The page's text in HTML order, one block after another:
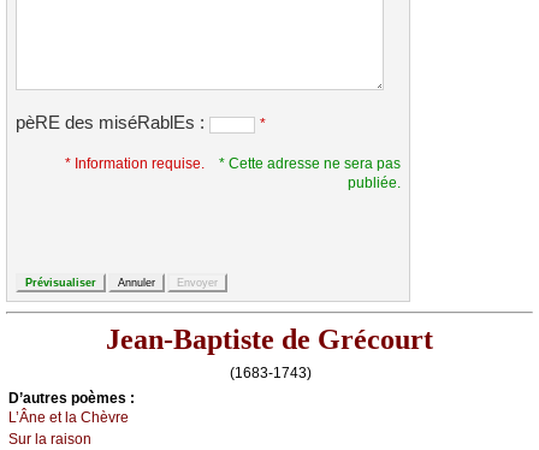
pèRE des miséRablEs : *
* Information requise.
* Cette adresse ne sera pas
publiée.
Jean-Baptiste de Grécourt
(1683-1743)
D’autrеs pоèmеs :
L’Ânе еt lа Сhèvrе
Sur lа rаisоn